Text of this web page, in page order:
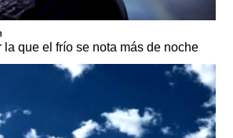
la que el frío se nota más de noche